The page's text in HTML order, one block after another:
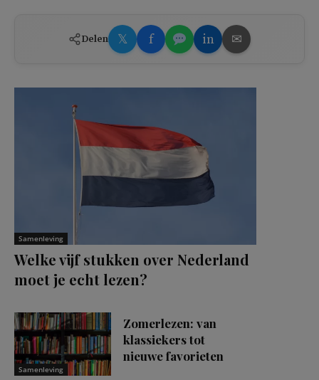
Delen 𝕏 f in ✉
Samenleving
Welke vijf stukken over Nederland
moet je echt lezen?
Samenleving
Zomerlezen: van
klassiekers tot
nieuwe favorieten